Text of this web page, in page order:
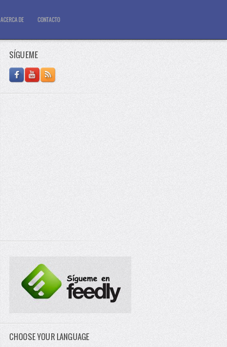
ACERCA DE CONTACTO
SÍGUEME
CHOOSE YOUR LANGUAGE